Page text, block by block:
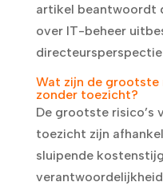
artikel beantwoordt
over IT-beheer
Wat zijn de grootste
zonder toezicht?
De grootste risico’s
toezicht zijn
sluipende